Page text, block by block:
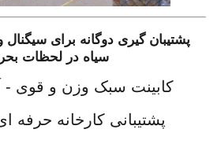
پشتیبان گیری دوگانه برای
سیاه در لحظات
کابینت سبک وزن و قوی -
پشتیبانی کارخانه حرفه